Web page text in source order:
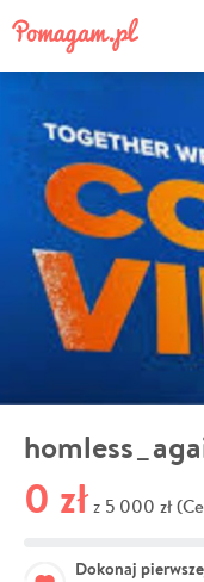
0 zł z 5 000 zł
Dokonaj